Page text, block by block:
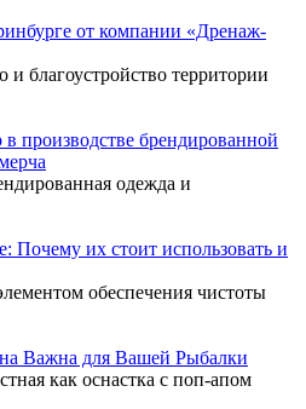
от компании «Дренаж-
и благоустройство территории
производстве брендированной
одежда и
Почему их стоит использовать и
обеспечения чистоты
Важна для Вашей Рыбалки
как оснастка с поп-апом